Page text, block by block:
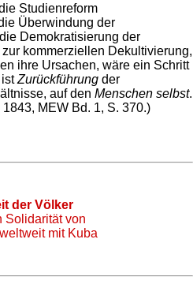
Studienreform
Überwindung der
Demokratisierung der
kommerziellen Dekultivierung,
ihre Ursachen, wäre ein Schritt
istZurückführung der
auf den Menschen selbst.
1843, MEW Bd. 1, S. 370.)
der Völker
Solidarität von
mit Kuba